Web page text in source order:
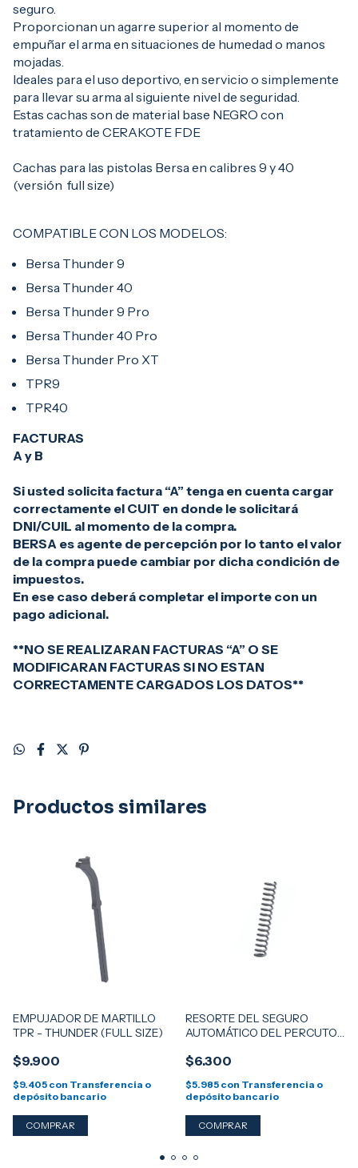
seguro.
Proporcionan un agarre superior al momento de
empuñar el arma en situaciones de humedad o manos
mojadas.
Ideales para el uso deportivo, en servicio o simplemente
para llevar su arma al siguiente nivel de seguridad.
Estas cachas son de material base NEGRO con
tratamiento de CERAKOTE FDE
Cachas para las pistolas Bersa en calibres 9 y 40
(versión full size)
COMPATIBLE CON LOS MODELOS:
Bersa Thunder 9
Bersa Thunder 40
Bersa Thunder 9 Pro
Bersa Thunder 40 Pro
Bersa Thunder Pro XT
TPR9
TPR40
FACTURAS
A y B
Si usted solicita factura “A” tenga en cuenta cargar
correctamente el CUIT en donde le solicitará
DNI/CUIL al momento de la compra.
BERSA es agente de percepción por lo tanto el valor
de la compra puede cambiar por dicha condición de
impuestos.
En ese caso deberá completar el importe con un
pago adicional.
**NO SE REALIZARAN FACTURAS “A” O SE
MODIFICARAN FACTURAS SI NO ESTAN
CORRECTAMENTE CARGADOS LOS DATOS**
Productos similares
EMPUJADOR DE MARTILLO
TPR - THUNDER (FULL SIZE)
$9.900
$9.405 con Transferencia o
depósito bancario
RESORTE DEL SEGURO
AUTOMÁTICO DEL PERCUTOR
THUNDER
$6.300
$5.985 con Transferencia o
depósito bancario